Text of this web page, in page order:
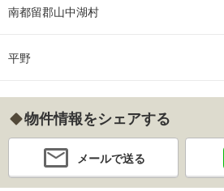
南都留郡山中湖村
平野
物件情報をシェアする
メールで送る